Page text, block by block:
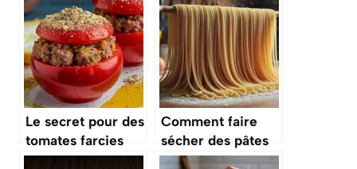
Le secret pour des
tomates farcies
plus juteuses que
Comment faire
sécher des pâtes
fraîches maison